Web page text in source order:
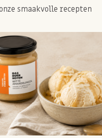
smaakvolle recepten